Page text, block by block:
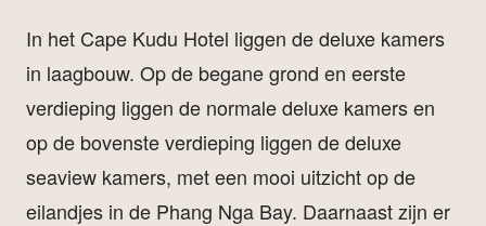
In het Cape Kudu Hotel liggen de deluxe kamers
in laagbouw. Op de begane grond en eerste
verdieping liggen de normale deluxe kamers en
op de bovenste verdieping liggen de deluxe
seaview kamers, met een mooi uitzicht op de
eilandjes in de Phang Nga Bay. Daarnaast zijn er